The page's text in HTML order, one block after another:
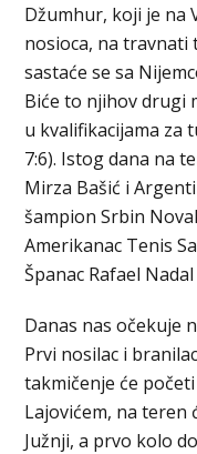
Džumhur, koji je na
nosioca, na travnati
sastaće se sa
Biće to njihov drugi
u kvalifikacijama za
7:6). Istog dana na
Mirza Bašić i
šampion Srbin
Amerikanac Tenis
Španac Rafael
Danas nas očekuje
Prvi nosilac i
takmičenje će
Lajovićem, na teren
Južnji, a prvo kolo